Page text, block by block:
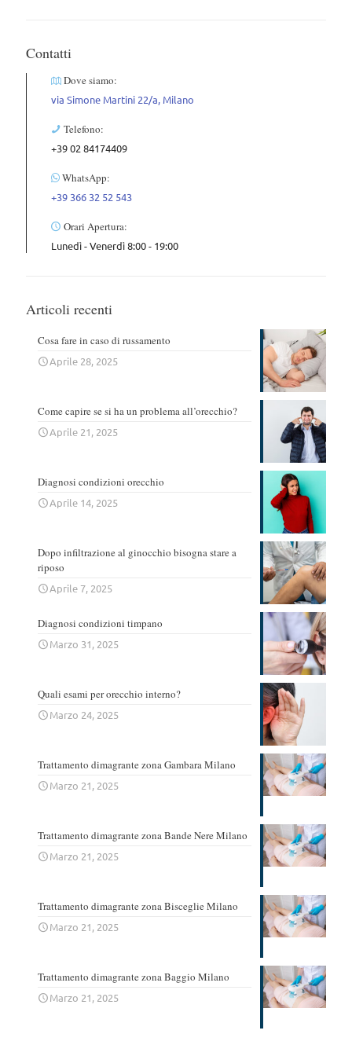
Contatti
Dove siamo:
via Simone Martini 22/a, Milano
Telefono:
+39 02 84174409
WhatsApp:
+39 366 32 52 543
Orari Apertura:
Lunedì - Venerdì 8:00 - 19:00
Articoli recenti
Cosa fare in caso di russamento
Aprile 28, 2025
Come capire se si ha un problema all’orecchio?
Aprile 21, 2025
Diagnosi condizioni orecchio
Aprile 14, 2025
Dopo infiltrazione al ginocchio bisogna stare a
riposo
Aprile 7, 2025
Diagnosi condizioni timpano
Marzo 31, 2025
Quali esami per orecchio interno?
Marzo 24, 2025
Trattamento dimagrante zona Gambara Milano
Marzo 21, 2025
Trattamento dimagrante zona Bande Nere Milano
Marzo 21, 2025
Trattamento dimagrante zona Bisceglie Milano
Marzo 21, 2025
Trattamento dimagrante zona Baggio Milano
Marzo 21, 2025